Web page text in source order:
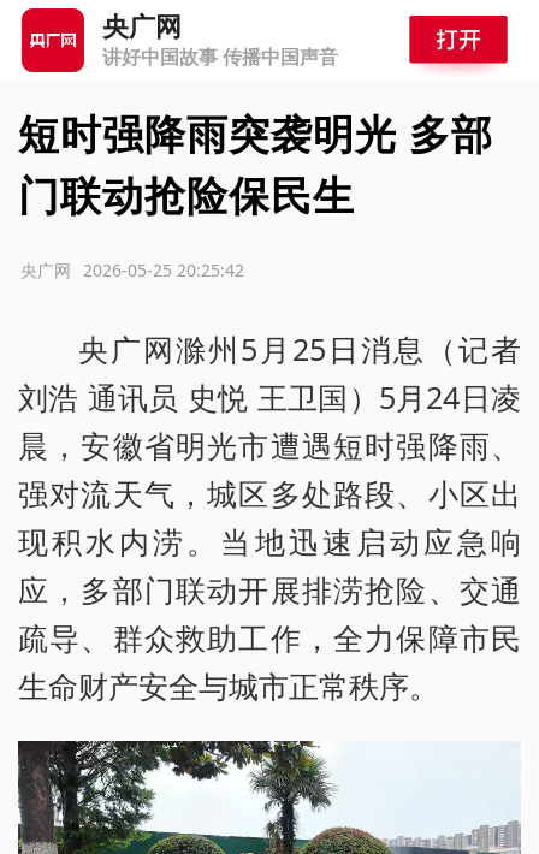
央广网
讲好中国故事 传播中国声音
短时强降雨突袭明光 多部
门联动抢险保民生
2026-05-25 20:25:42
央广网
央广网滁州5月25日消息（记者
刘浩 通讯员 史悦 王卫国）5月24日凌
晨，安徽省明光市遭遇短时强降雨、
强对流天气，城区多处路段、小区出
现积水内涝。当地迅速启动应急响
应，多部门联动开展排涝抢险、交通
疏导、群众救助工作，全力保障市民
生命财产安全与城市正常秩序。